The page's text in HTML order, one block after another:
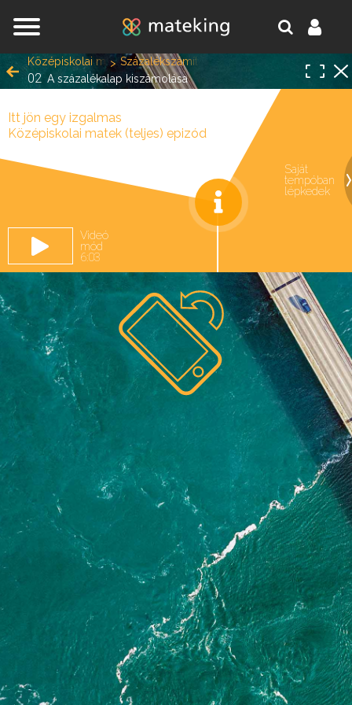
Középiskolai matek (teljes)Százalékszámítás
A százalékalap kiszámolása
02
Itt jön egy izgalmas
Középiskolai matek (teljes) epizód
Videó
mód
6:03
Saját
tempóban
lépkedek